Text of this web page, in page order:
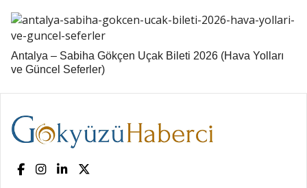
Antalya – Sabiha Gökçen Uçak Bileti 2026 (Hava Yolları
ve Güncel Seferler)